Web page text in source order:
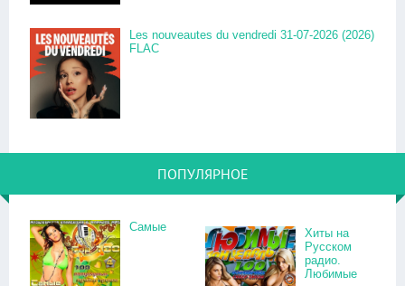
Les nouveautes du vendredi 31-07-2026 (2026)
FLAC
ПОПУЛЯРНОЕ
Самые
Хиты на
Русском
радио.
Любимые